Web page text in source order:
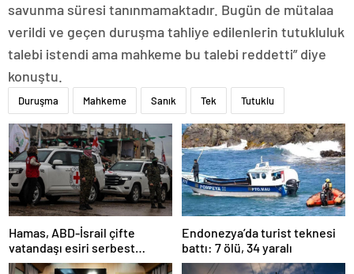
savunma süresi tanınmamaktadır. Bugün de mütalaa
verildi ve geçen duruşma tahliye edilenlerin tutukluluk
talebi istendi ama mahkeme bu talebi reddetti” diye
konuştu.
Duruşma Mahkeme Sanık Tek Tutuklu
Hamas, ABD-İsrail çifte
vatandaşı esiri serbest
bırakacağını duyurdu
Endonezya’da turist teknesi
battı: 7 ölü, 34 yaralı